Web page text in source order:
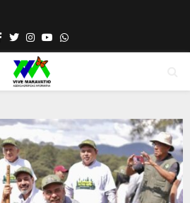
Facebook
TwitterInstagram
YoutubeWhatsapp